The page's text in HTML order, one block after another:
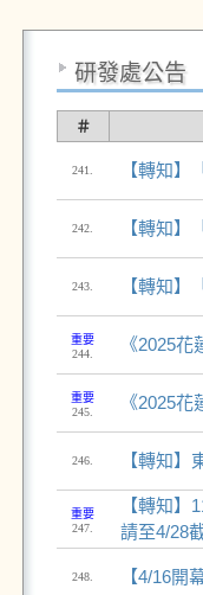
研發處公告
＃
241. 【轉知
242. 【轉知】
243. 【轉知】
重要
244.
《2025
重要
245.
《2025
246. 【轉知
重要
247.
【轉知
請至4/28
248. 【4/16開